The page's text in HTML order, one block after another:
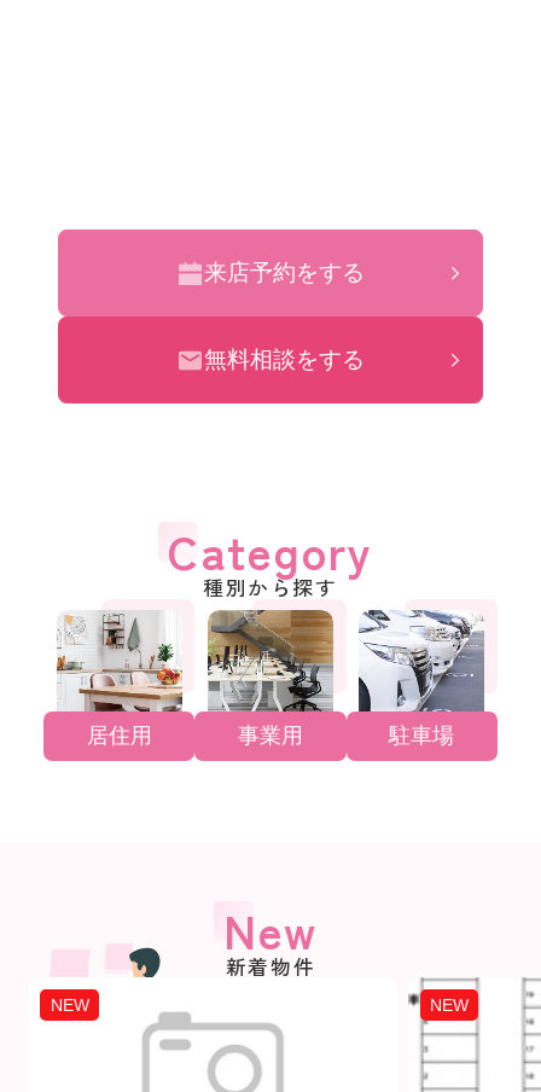
来店予約をする
無料相談をする
Category
種別から探す
居住用 事業用 駐車場
New
新着物件
NEW NEW